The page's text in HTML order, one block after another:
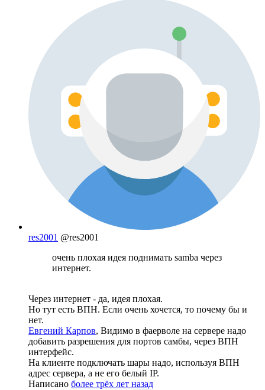
res2001 @res2001
очень плохая идея поднимать samba через
интернет.
Через интернет - да, идея плохая.
Но тут есть ВПН. Если очень хочется, то почему бы и
нет.
Евгений Карпов, Видимо в фаерволе на сервере надо
добавить разрешения для портов самбы, через ВПН
интерфейс.
На клиенте подключать шары надо, используя ВПН
адрес сервера, а не его белый IP.
Написано более трёх лет назад